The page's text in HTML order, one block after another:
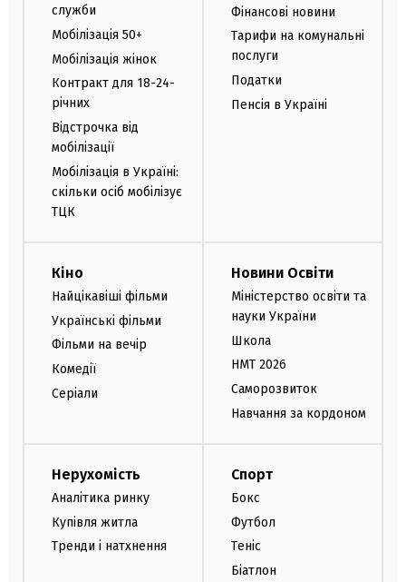
служби
Мобілізація 50+
Мобілізація жінок
Контракт для 18-24-
річних
Відстрочка від
мобілізації
Мобілізація в Україні:
скільки осіб мобілізує
ТЦК
Фінансові новини
Тарифи на комунальні
послуги
Податки
Пенсія в Україні
Кіно
Найцікавіші фільми
Українські фільми
Фільми на вечір
Комедії
Серіали
Новини Освіти
Міністерство освіти та
науки України
Школа
НМТ 2026
Саморозвиток
Навчання за кордоном
Нерухомість
Аналітика ринку
Купівля житла
Тренди і натхнення
Спорт
Бокс
Футбол
Теніс
Біатлон